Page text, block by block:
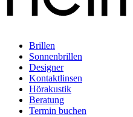
Brillen
Sonnenbrillen
Designer
Kontaktlinsen
Hörakustik
Beratung
Termin buchen